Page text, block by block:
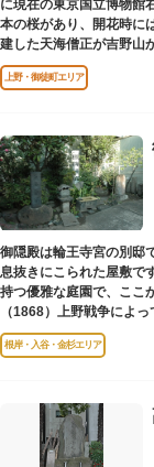
に現在の東京国立博物館
本の桜があり、開花時に
建した天海僧正が吉野山
て今日に及んでいます。
上野・御徒町エリア
御隠殿は輪王寺宮の別邸
息抜きにこられた屋敷で
持つ優雅な庭園で、ここ
（1868）上野戦争によ
岸薬師堂（ねぎしやくし
根岸・入谷・金杉エリア